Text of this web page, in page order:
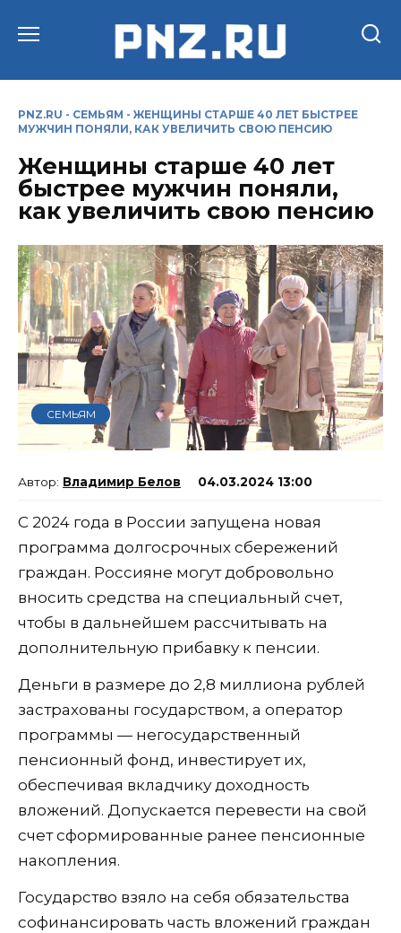
PNZ.RU - СЕМЬЯМ - ЖЕНЩИНЫ СТАРШЕ 40 ЛЕТ БЫСТРЕЕ
МУЖЧИН ПОНЯЛИ, КАК УВЕЛИЧИТЬ СВОЮ ПЕНСИЮ
Женщины старше 40 лет
быстрее мужчин поняли,
как увеличить свою пенсию
СЕМЬЯМ
Владимир Белов 04.03.2024 13:00
С 2024 года в России запущена новая
программа долгосрочных сбережений
граждан. Россияне могут добровольно
вносить средства на специальный счет,
чтобы в дальнейшем рассчитывать на
дополнительную прибавку к пенсии.
Деньги в размере до 2,8 миллиона рублей
застрахованы государством, а оператор
программы — негосударственный
пенсионный фонд, инвестирует их,
обеспечивая вкладчику доходность
вложений. Допускается перевести на свой
счет сформированные ранее пенсионные
накопления.
Государство взяло на себя обязательства
софинансировать часть вложений граждан